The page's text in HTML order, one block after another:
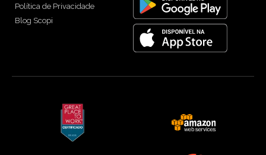
Política de Privacidade
Blog Scopi